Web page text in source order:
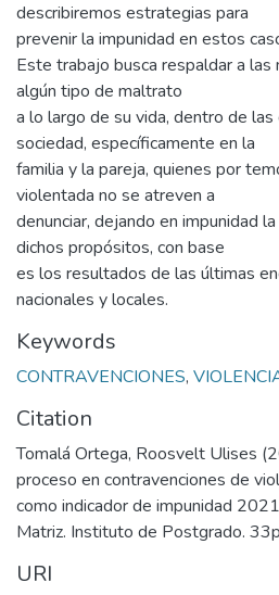
describiremos estrategias para
prevenir la impunidad en estos
Este trabajo busca respaldar a las
algún tipo de maltrato
a lo largo de su vida, dentro de
sociedad, específicamente en la
familia y la pareja, quienes por
violentada no se atreven a
denunciar, dejando en impunidad
dichos propósitos, con base
es los resultados de las últimas
nacionales y locales.
Keywords
CONTRAVENCIONES,
Citation
Tomalá Ortega, Roosvelt Ulises
proceso en contravenciones de
como indicador de impunidad
Matriz. Instituto de Postgrado.
URI